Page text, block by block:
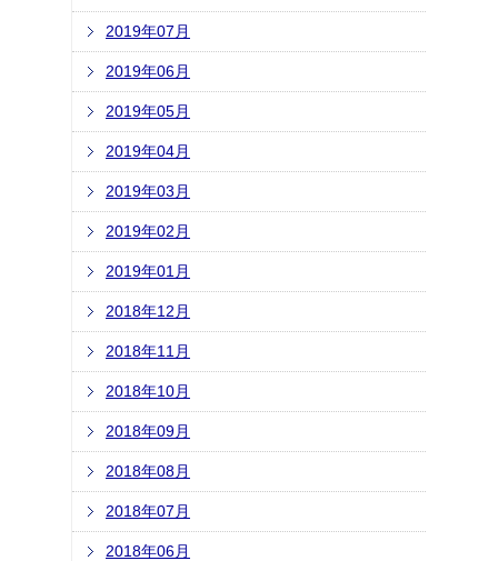
2019年07月
2019年06月
2019年05月
2019年04月
2019年03月
2019年02月
2019年01月
2018年12月
2018年11月
2018年10月
2018年09月
2018年08月
2018年07月
2018年06月